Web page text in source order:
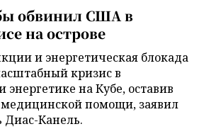
обвинил США в
на острове
и энергетическая блокада
кризис в
энергетике на Кубе, оставив
помощи, заявил
Диас-Канель.